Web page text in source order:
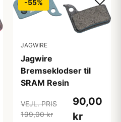
-55%
JAGWIRE
Jagwire
Bremseklodser til
SRAM Resin
VEJL. PRIS
199,00 kr
90,00
kr